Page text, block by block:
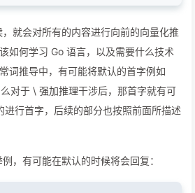
就会对所有的内容进行向前的向量化推
如何学习 Go 语言，以及需要什么技术
词推导中，有可能将默认的首字例如
么对于 \ 强加推理干涉后，那首字就有可
进行首字，后续的部分也按照前面所描述
，有可能在默认的时候将会回复：